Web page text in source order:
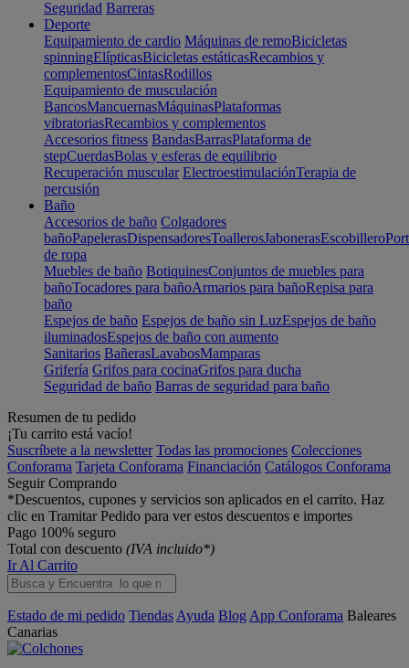
Seguridad Barreras
Deporte
Equipamiento de cardio Máquinas de remoBicicletas
spinningElípticasBicicletas estáticasRecambios y
complementosCintasRodillos
Equipamiento de musculación
BancosMancuernasMáquinasPlataformas
vibratoriasRecambios y complementos
Accesorios fitness BandasBarrasPlataforma de
stepCuerdasBolas y esferas de equilibrio
Recuperación muscular ElectroestimulaciónTerapia de
percusión
Baño
Accesorios de baño Colgadores
bañoPapelerasDispensadoresToallerosJabonerasEscobillero
de ropa
Muebles de baño BotiquinesConjuntos de muebles para
bañoTocadores para bañoArmarios para bañoRepisa para
baño
Espejos de baño Espejos de baño sin LuzEspejos de baño
iluminadosEspejos de baño con aumento
Sanitarios BañerasLavabosMamparas
Grifería Grifos para cocinaGrifos para ducha
Seguridad de baño Barras de seguridad para baño
Resumen de tu pedido
¡Tu carrito está vacío!
Suscríbete a la newsletter Todas las promociones Colecciones
Conforama Tarjeta Conforama Financiación Catálogos Conforama
Seguir Comprando
*Descuentos, cupones y servicios son aplicados en el carrito. Haz
clic en Tramitar Pedido para ver estos descuentos e importes
Pago 100% seguro
Total con descuento (IVA incluido*)
Ir Al Carrito
Estado de mi pedido Tiendas Ayuda Blog App Conforama Baleares
Canarias